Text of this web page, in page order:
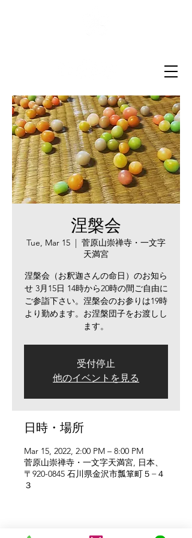
涅槃会
Tue, Mar 15
  |
菅原山崇禅寺・一文字
天満宮
涅槃会（お釈迦さんの命日）のお知ら
せ 3月15日 14時から20時の間ご自由に
ご参詣下さい。涅槃会のお参りは19時
より勤めます。お涅槃団子をお渡しし
ます。
受付停止
他のイベントを見る
日時・場所
Mar 15, 2022, 2:00 PM – 8:00 PM
菅原山崇禅寺・一文字天満宮, 日本、
〒920-0845 石川県金沢市瓢箪町５−４
３